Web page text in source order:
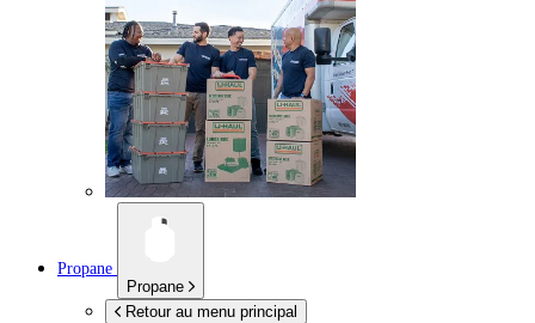
Propane
Propane
Retour au menu principal